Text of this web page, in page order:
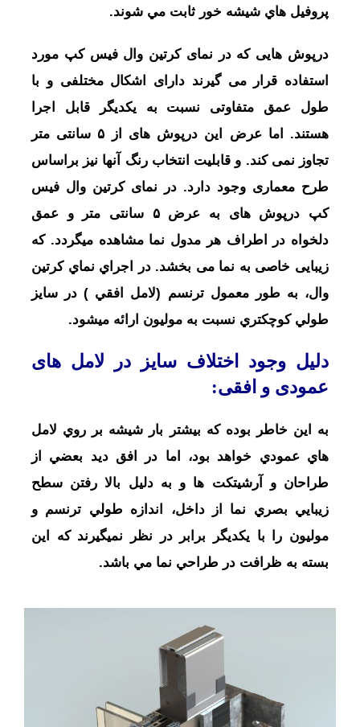
پروفيل هاي شيشه خور ثابت مي شوند.
درپوش هایی که در نمای کرتین وال فیس کپ مورد
استفاده قرار می گیرند دارای اشکال مختلفی و با
طول عمق متفاوتی نسبت به یکدیگر قابل اجرا
هستند. اما عرض این درپوش های از ۵ سانتی متر
تجاوز نمی کند. و قابلیت انتخاب رنگ آنها نیز براساس
طرح معماری وجود دارد. در نمای کرتین وال فیس
کپ درپوش های به عرض ۵ سانتی متر و عمق
دلخواه در اطراف هر مدول نما مشاهده میگردد. که
زیبایی خاصی به نما می بخشد. در اجراي نماي کرتين
وال، به طور معمول ترنسم (لامل افقي ) در سايز
طولي کوچکتري نسبت به موليون ارائه ميشود.
دلیل وجود اختلاف سايز در لامل های
عمودی و افقی:
به اين خاطر بوده که بيشتر بار شيشه بر روي لامل
هاي عمودي خواهد بود، اما در افق ديد بعضي از
طراحان و آرشيتکت ها و به دليل بالا رفتن سطح
زيبايي بصري نما از داخل، اندازه طولي ترنسم و
موليون را با يکديگر برابر در نظر نميگيرند که اين
بسته به ظرافت در طراحي نما مي باشد.